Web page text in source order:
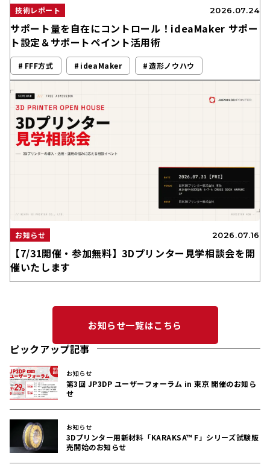
技術レポート 2026.07.24
サポート量を自在にコントロール！ideaMaker サポー
ト設定＆サポートペイント活用術
FFF方式 ideaMaker 造形ノウハウ
お知らせ 2026.07.16
【7/31開催・参加無料】3Dプリンター見学相談会を開
催いたします
お知らせ一覧はこちら
ピックアップ記事
お知らせ
第3回 JP3DP ユーザーフォーラム in 東京 開催のお知ら
せ
お知らせ
3Dプリンター用新材料「KARAKSA™ F」シリーズ試験販
売開始のお知らせ